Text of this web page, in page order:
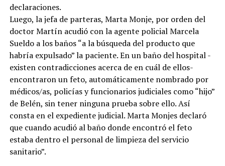
declaraciones.
Luego, la jefa de parteras, Marta Monje, por orden del
doctor Martín acudió con la agente policial Marcela
Sueldo a los baños “a la búsqueda del producto que
habría expulsado” la paciente. En un baño del hospital -
existen contradicciones acerca de en cuál de ellos-
encontraron un feto, automáticamente nombrado por
médicos/as, policías y funcionarios judiciales como “hijo”
de Belén, sin tener ninguna prueba sobre ello. Así
consta en el expediente judicial. Marta Monjes declaró
que cuando acudió al baño donde encontró el feto
estaba dentro el personal de limpieza del servicio
sanitario”.